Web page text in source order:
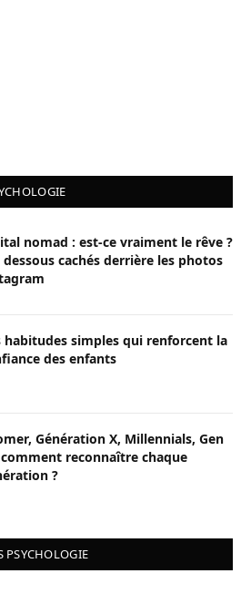
nomad : est-ce vraiment le rêve ?
dessous cachés derrière les photos
habitudes simples qui renforcent la
des enfants
Génération X, Millennials, Gen
reconnaître chaque
?
PSYCHOLOGIE